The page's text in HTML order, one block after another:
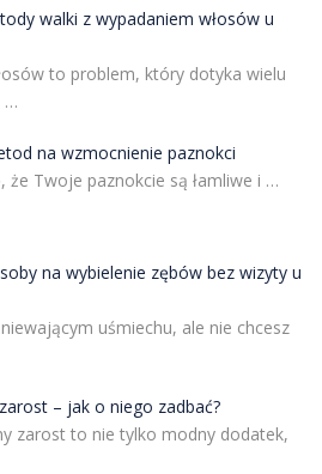
walki z wypadaniem włosów u
to problem, który dotyka wielu
…
na wzmocnienie paznokci
że Twoje paznokcie są łamliwe i …
na wybielenie zębów bez wizyty u
uśmiechu, ale nie chcesz
– jak o niego zadbać?
zarost to nie tylko modny dodatek,